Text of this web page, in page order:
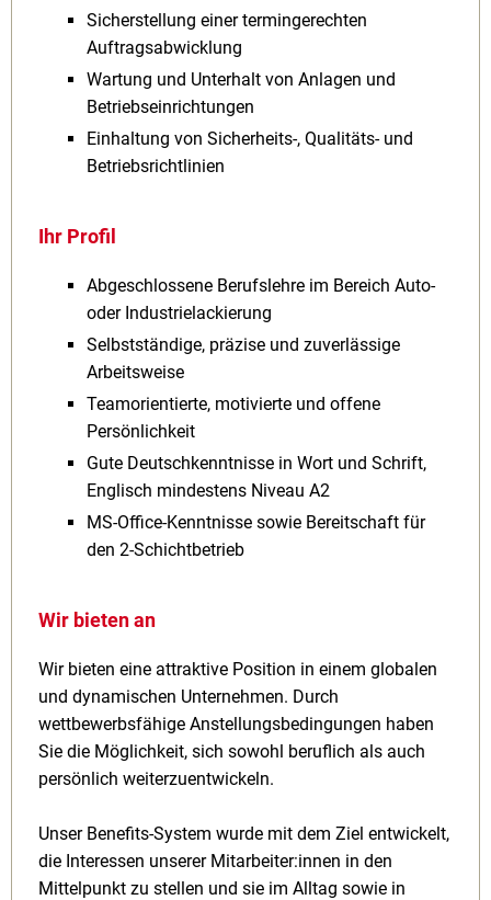
Sicherstellung einer termingerechten
Auftragsabwicklung
Wartung und Unterhalt von Anlagen und
Betriebseinrichtungen
Einhaltung von Sicherheits-, Qualitäts- und
Betriebsrichtlinien
Ihr Profil
Abgeschlossene Berufslehre im Bereich Auto-
oder Industrielackierung
Selbstständige, präzise und zuverlässige
Arbeitsweise
Teamorientierte, motivierte und offene
Persönlichkeit
Gute Deutschkenntnisse in Wort und Schrift,
Englisch mindestens Niveau A2
MS-Office-Kenntnisse sowie Bereitschaft für
den 2-Schichtbetrieb
Wir bieten an
Wir bieten eine attraktive Position in einem globalen
und dynamischen Unternehmen. Durch
wettbewerbsfähige Anstellungsbedingungen haben
Sie die Möglichkeit, sich sowohl beruflich als auch
persönlich weiterzuentwickeln.
Unser Benefits-System wurde mit dem Ziel entwickelt,
die Interessen unserer Mitarbeiter:innen in den
Mittelpunkt zu stellen und sie im Alltag sowie in